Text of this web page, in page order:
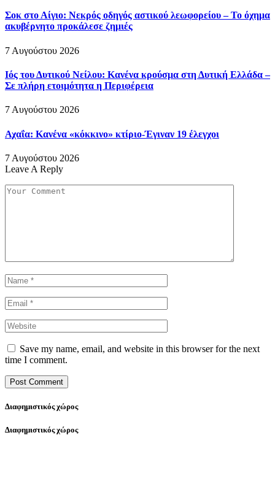
Σοκ στο Αίγιο: Νεκρός οδηγός αστικού λεωφορείου – Το όχημα
ακυβέρνητο προκάλεσε ζημιές
7 Αυγούστου 2026
Ιός του Δυτικού Νείλου: Κανένα κρούσμα στη Δυτική Ελλάδα –
Σε πλήρη ετοιμότητα η Περιφέρεια
7 Αυγούστου 2026
Αχαΐα: Κανένα «κόκκινο» κτίριο-Έγιναν 19 έλεγχοι
7 Αυγούστου 2026
Leave A Reply
Save my name, email, and website in this browser for the next
time I comment.
Διαφημιστικός χώρος
Διαφημιστικός χώρος